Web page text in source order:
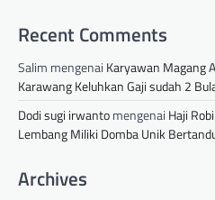
Recent Comments
Salim mengenai Karyawan Magang
Karawang Keluhkan Gaji sudah 2
Dodi sugi irwantomengenai Haji
Lembang Miliki Domba Unik
Archives